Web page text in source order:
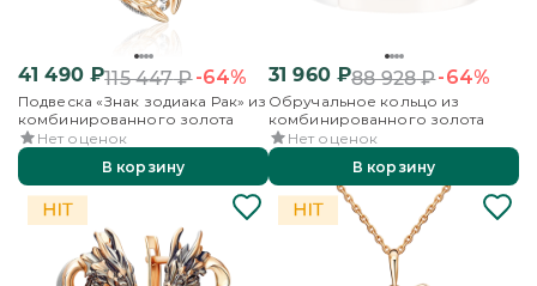
41 490₽115 447₽-64%
Подвеска «Знак зодиака Рак» из
комбинированного золота
Нет оценок
В корзину
31 960₽88 928₽-64%
Обручальное кольцо из
комбинированного золота
Нет оценок
В корзину